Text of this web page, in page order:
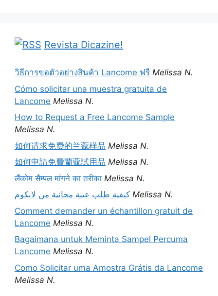
Revista Dicazine!
วิธีการขอตัวอย่างสินค้า Lancome ฟรี Melissa N.
Cómo solicitar una muestra gratuita de
Lancome Melissa N.
How to Request a Free Lancome Sample
Melissa N.
如何请求免费的兰蔻样品 Melissa N.
如何申請免費蘭蔻試用品 Melissa N.
लैंकोम सैम्पल मांगने का तरीका Melissa N.
كيفية طلب عينة مجانية من لانكوم Melissa N.
Comment demander un échantillon gratuit de
Lancome Melissa N.
Bagaimana untuk Meminta Sampel Percuma
Lancome Melissa N.
Como Solicitar uma Amostra Grátis da Lancome
Melissa N.